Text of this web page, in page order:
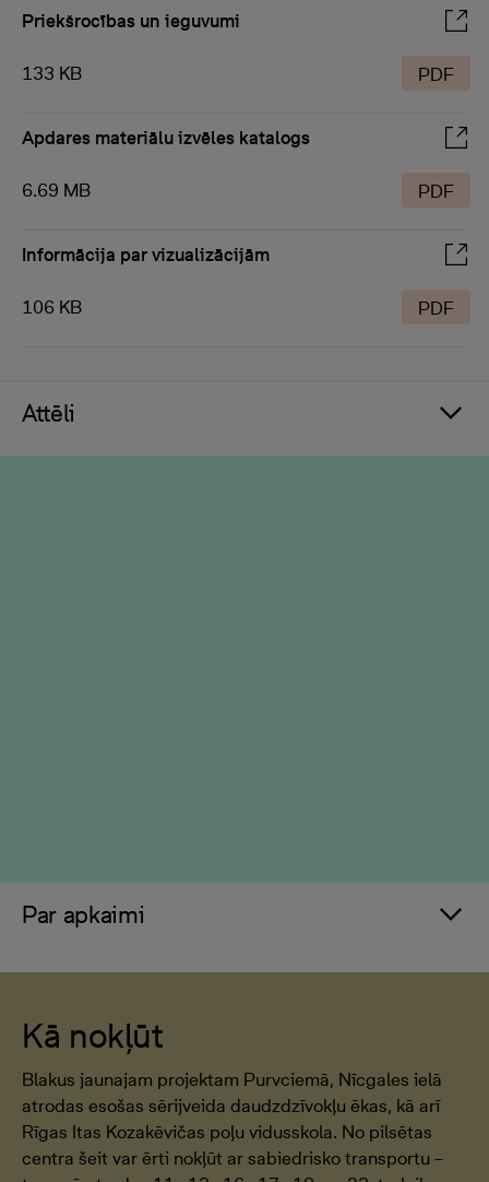
Priekšrocības un ieguvumi
133 KB PDF
Apdares materiālu izvēles katalogs
6.69 MB PDF
Informācija par vizualizācijām
106 KB PDF
Attēli
Par apkaimi
Kā nokļūt
Blakus jaunajam projektam Purvciemā, Nīcgales ielā
atrodas esošas sērijveida daudzdzīvokļu ēkas, kā arī
Rīgas Itas Kozakēvičas poļu vidusskola. No pilsētas
centra šeit var ērti nokļūt ar sabiedrisko transportu –